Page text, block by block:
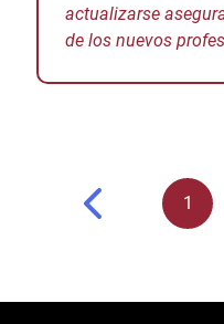
actualizarse
de los nuevos
1